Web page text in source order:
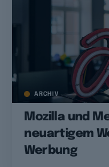
ARCHIV
Mozilla und
neuartigem
Werbung